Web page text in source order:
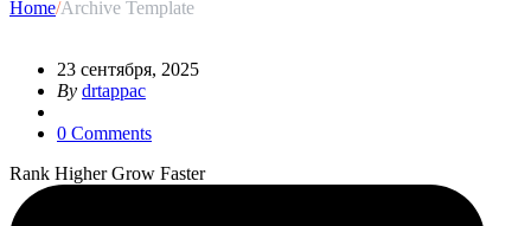
Home/Archive Template
23 сентября, 2025
By drtappac
0 Comments
Rank Higher Grow Faster